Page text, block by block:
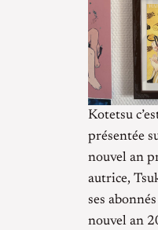
Kotetsu
présentée
nouvel an
autrice,
ses
nouvel an